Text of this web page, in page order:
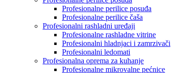
Profesionalne perilice posuđa
Profesionalne perilice čaša
Profesionalni rashladni uređaji
Profesionalne rashladne vitrine
Profesionalni hladnjaci i zamrzivači
Profesionalni ledomati
Profesionalna oprema za kuhanje
Profesionalne mikrovalne pećnice